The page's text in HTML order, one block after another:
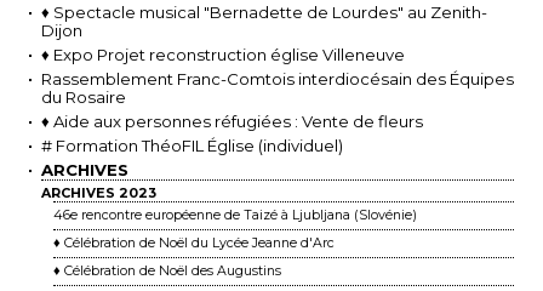
♦ Spectacle musical "Bernadette de Lourdes" au Zenith-
Dijon
♦ Expo Projet reconstruction église Villeneuve
Rassemblement Franc-Comtois interdiocésain des Équipes
du Rosaire
♦ Aide aux personnes réfugiées : Vente de fleurs
# Formation ThéoFIL Église (individuel)
ARCHIVES
ARCHIVES 2023
46e rencontre européenne de Taizé à Ljubljana (Slovénie)
♦ Célébration de Noël du Lycée Jeanne d'Arc
♦ Célébration de Noël des Augustins